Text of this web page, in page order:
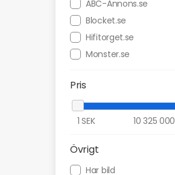
ABC-Annons.se
Blocket.se
Hifitorget.se
Monster.se
Pris
1 SEK 10 325 000
Övrigt
Har bild